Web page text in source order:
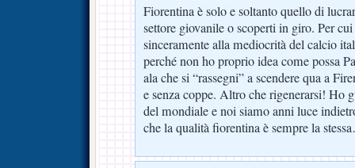
Fiorentina è solo e soltanto quello di
settore giovanile o scoperti in giro. Per cui
sinceramente alla mediocrità del calcio
perché non ho proprio idea come possa
ala che si “rassegni” a scendere qua a
e senza coppe. Altro che rigenerarsi! Ho
del mondiale e noi siamo anni luce
che la qualità fiorentina è sempre la